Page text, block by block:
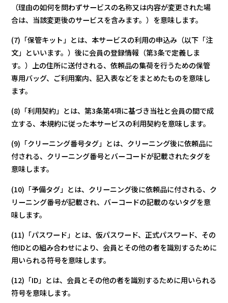
（理由の如何を問わずサービスの名称又は内容が変更された場
合は、当該変更後のサービスを含みます。）を意味します。
(7)「保管キット」とは、本サービスの利用の申込み（以下「注
文」といいます。）後に会員の登録情報（第3条で定義しま
す。）上の住所に送付される、依頼品の集荷を行うための保管
専用バッグ、ご利用案内、記入表などをまとめたものを意味し
ます。
(8)「利用契約」とは、第3条第4項に基づき当社と会員の間で成
立する、本規約に従った本サービスの利用契約を意味します。
(9)「クリーニング番号タグ」とは、クリーニング後に依頼品に
付される、クリーニング番号とバーコードが記載されたタグを
意味します。
(10)「予備タグ」とは、クリーニング後に依頼品に付される、ク
リーニング番号が記載され、バーコードの記載のないタグを意
味します。
(11)「パスワード」とは、仮パスワード、正式パスワード、その
他IDとの組み合わせにより、会員とその他の者を識別するために
用いられる符号を意味します。
(12)「ID」とは、会員とその他の者を識別するために用いられる
符号を意味します。